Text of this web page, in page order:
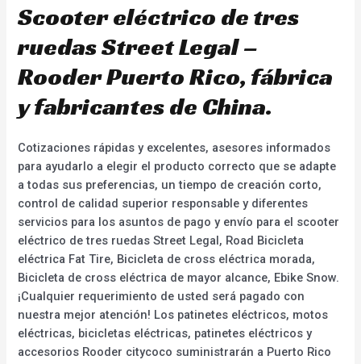
Scooter eléctrico de tres
ruedas Street Legal –
Rooder Puerto Rico, fábrica
y fabricantes de China.
Cotizaciones rápidas y excelentes, asesores informados
para ayudarlo a elegir el producto correcto que se adapte
a todas sus preferencias, un tiempo de creación corto,
control de calidad superior responsable y diferentes
servicios para los asuntos de pago y envío para el scooter
eléctrico de tres ruedas Street Legal, Road Bicicleta
eléctrica Fat Tire, Bicicleta de cross eléctrica morada,
Bicicleta de cross eléctrica de mayor alcance, Ebike Snow.
¡Cualquier requerimiento de usted será pagado con
nuestra mejor atención! Los patinetes eléctricos, motos
eléctricas, bicicletas eléctricas, patinetes eléctricos y
accesorios Rooder citycoco suministrarán a Puerto Rico